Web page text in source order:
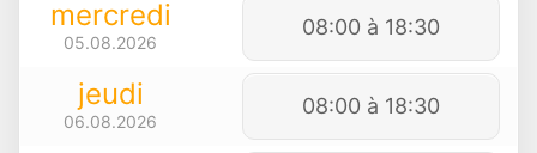
mercredi
05.08.2026
08:00 à 18:30
jeudi
06.08.2026
08:00 à 18:30